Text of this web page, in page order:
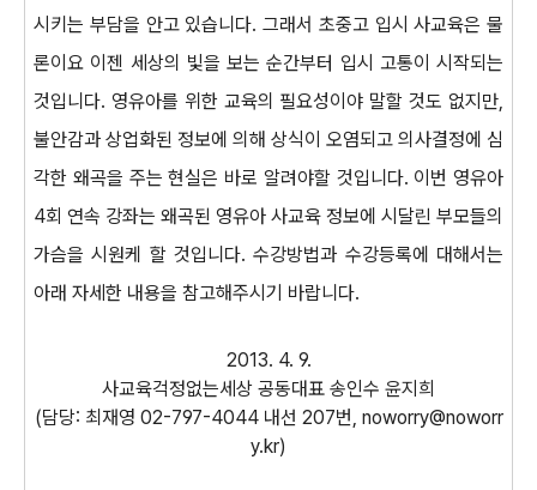
시키는 부담을 안고 있습니다. 그래서 초중고 입시 사교육은 물
론이요 이젠 세상의 빛을 보는 순간부터 입시 고통이 시작되는
것입니다. 영유아를 위한 교육의 필요성이야 말할 것도 없지만,
불안감과 상업화된 정보에 의해 상식이 오염되고 의사결정에 심
각한 왜곡을 주는 현실은 바로 알려야할 것입니다. 이번 영유아
4회 연속 강좌는 왜곡된 영유아 사교육 정보에 시달린 부모들의
가슴을 시원케 할 것입니다. 수강방법과 수강등록에 대해서는
아래 자세한 내용을 참고해주시기 바랍니다.
2013. 4. 9.
사교육걱정없는세상 공동대표 송인수 윤지희
(담당: 최재영 02-797-4044 내선 207번, noworry@noworr
y.kr)